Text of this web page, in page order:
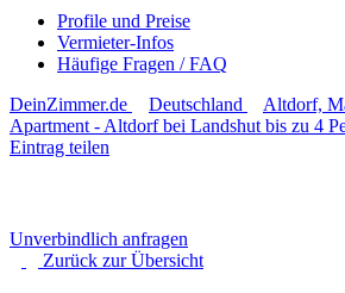
Profile und Preise
Vermieter-Infos
Häufige Fragen / FAQ
DeinZimmer.de
Deutschland Altdorf,
Apartment - Altdorf bei Landshut bis zu 4
Eintrag teilen
Unverbindlich anfragen
Zurück zurÜbersicht